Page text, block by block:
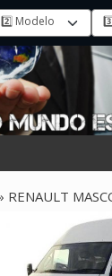
RENAULT